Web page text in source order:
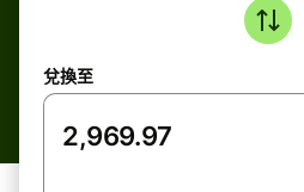
兌換至